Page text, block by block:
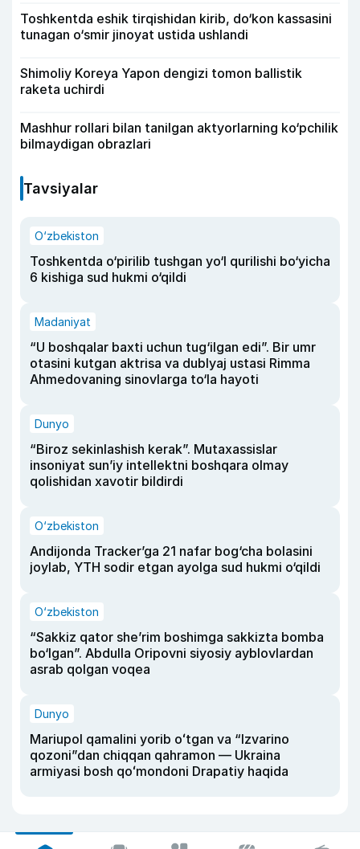
Toshkentda eshik tirqishidan kirib, do‘kon kassasini
tunagan o‘smir jinoyat ustida ushlandi
Shimoliy Koreya Yapon dengizi tomon ballistik
raketa uchirdi
Mashhur rollari bilan tanilgan aktyorlarning ko‘pchilik
bilmaydigan obrazlari
Tavsiyalar
O‘zbekiston
Toshkentda o‘pirilib tushgan yo‘l qurilishi bo‘yicha
6 kishiga sud hukmi o‘qildi
Madaniyat
“U boshqalar baxti uchun tug‘ilgan edi”. Bir umr
otasini kutgan aktrisa va dublyaj ustasi Rimma
Ahmedovaning sinovlarga to‘la hayoti
Dunyo
“Biroz sekinlashish kerak”. Mutaxassislar
insoniyat sun’iy intellektni boshqara olmay
qolishidan xavotir bildirdi
O‘zbekiston
Andijonda Tracker’ga 21 nafar bog‘cha bolasini
joylab, YTH sodir etgan ayolga sud hukmi o‘qildi
O‘zbekiston
“Sakkiz qator she’rim boshimga sakkizta bomba
bo‘lgan”. Abdulla Oripovni siyosiy ayblovlardan
asrab qolgan voqea
Dunyo
Mariupol qamalini yorib oʻtgan va “Izvarino
qozoni”dan chiqqan qahramon — Ukraina
armiyasi bosh qoʻmondoni Drapatiy haqida